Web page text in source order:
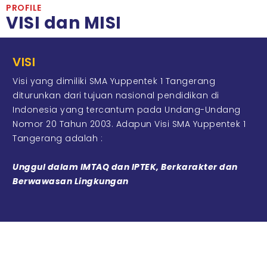
PROFILE
VISI dan MISI
VISI
Visi yang dimiliki SMA Yuppentek 1 Tangerang
diturunkan dari tujuan nasional pendidikan di
Indonesia yang tercantum pada Undang-Undang
Nomor 20 Tahun 2003. Adapun Visi SMA Yuppentek 1
Tangerang adalah :
Unggul dalam IMTAQ dan IPTEK, Berkarakter dan
Berwawasan Lingkungan